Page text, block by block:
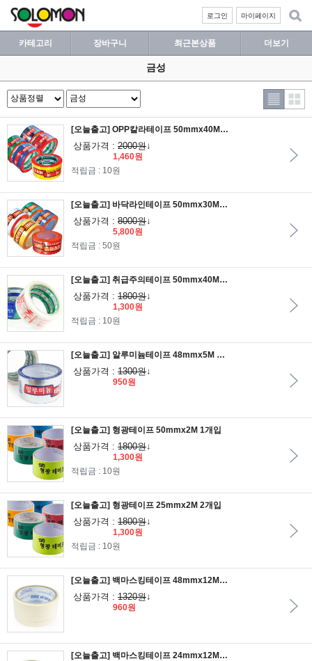
마이페이지
로그인
카테고리 장바구니 최근본상품 더보기
금성
[오늘출고] OPP칼라테이프 50mmx40M 6색상
상품가격 : 2000원↓
1,460원
적립금 : 10원
[오늘출고] 바닥라인테이프 50mmx30M 1개입 /포토라인테이프/라인테이프
상품가격 : 8000원↓
5,800원
적립금 : 50원
[오늘출고] 취급주의테이프 50mmx40M 1개입
상품가격 : 1800원↓
1,300원
적립금 : 10원
[오늘출고] 알루미늄테이프 48mmx5M 1개입
상품가격 : 1300원↓
950원
[오늘출고] 형광테이프 50mmx2M 1개입
상품가격 : 1800원↓
1,300원
적립금 : 10원
[오늘출고] 형광테이프 25mmx2M 2개입
상품가격 : 1800원↓
1,300원
적립금 : 10원
[오늘출고] 백마스킹테이프 48mmx12M 1개입
상품가격 : 1320원↓
960원
[오늘출고] 백마스킹테이프 24mmx12M 2개입